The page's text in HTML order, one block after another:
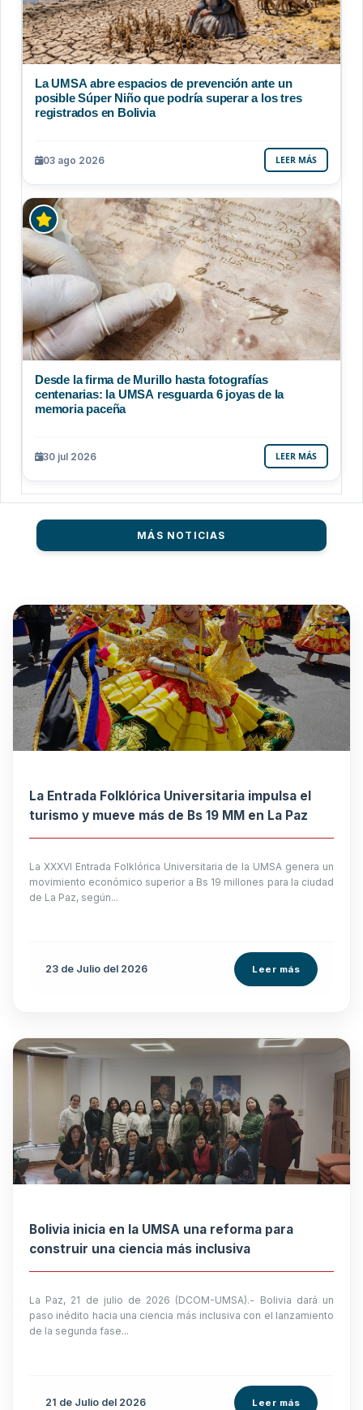
La UMSA abre espacios de prevención ante un
posible Súper Niño que podría superar a los tres
registrados en Bolivia
03 ago 2026 LEER MÁS
Desde la firma de Murillo hasta fotografías
centenarias: la UMSA resguarda 6 joyas de la
memoria paceña
30 jul 2026 LEER MÁS
MÁS NOTICIAS
La Entrada Folklórica Universitaria impulsa el
turismo y mueve más de Bs 19 MM en La Paz
La XXXVI Entrada Folklórica Universitaria de la UMSA genera un
movimiento económico superior a Bs 19 millones para la ciudad
de La Paz, según...
23 de Julio del 2026 Leer más
Bolivia inicia en la UMSA una reforma para
construir una ciencia más inclusiva
La Paz, 21 de julio de 2026 (DCOM-UMSA).- Bolivia dará un
paso inédito hacia una ciencia más inclusiva con el lanzamiento
de la segunda fase...
21 de Julio del 2026 Leer más